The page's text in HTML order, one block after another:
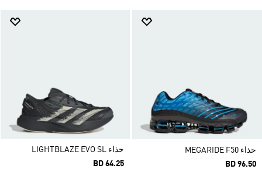
حذاء MEGARIDE F50
BD 96.50
حذاء LIGHTBLAZE EVO SL
BD 64.25